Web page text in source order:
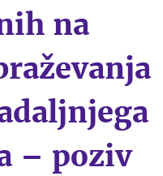
na
– poziv